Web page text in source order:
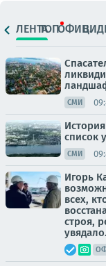
ЛЕНТАТОПОФИЦ.
СМИ
список
СМИ
Игорь
всех,
строя,